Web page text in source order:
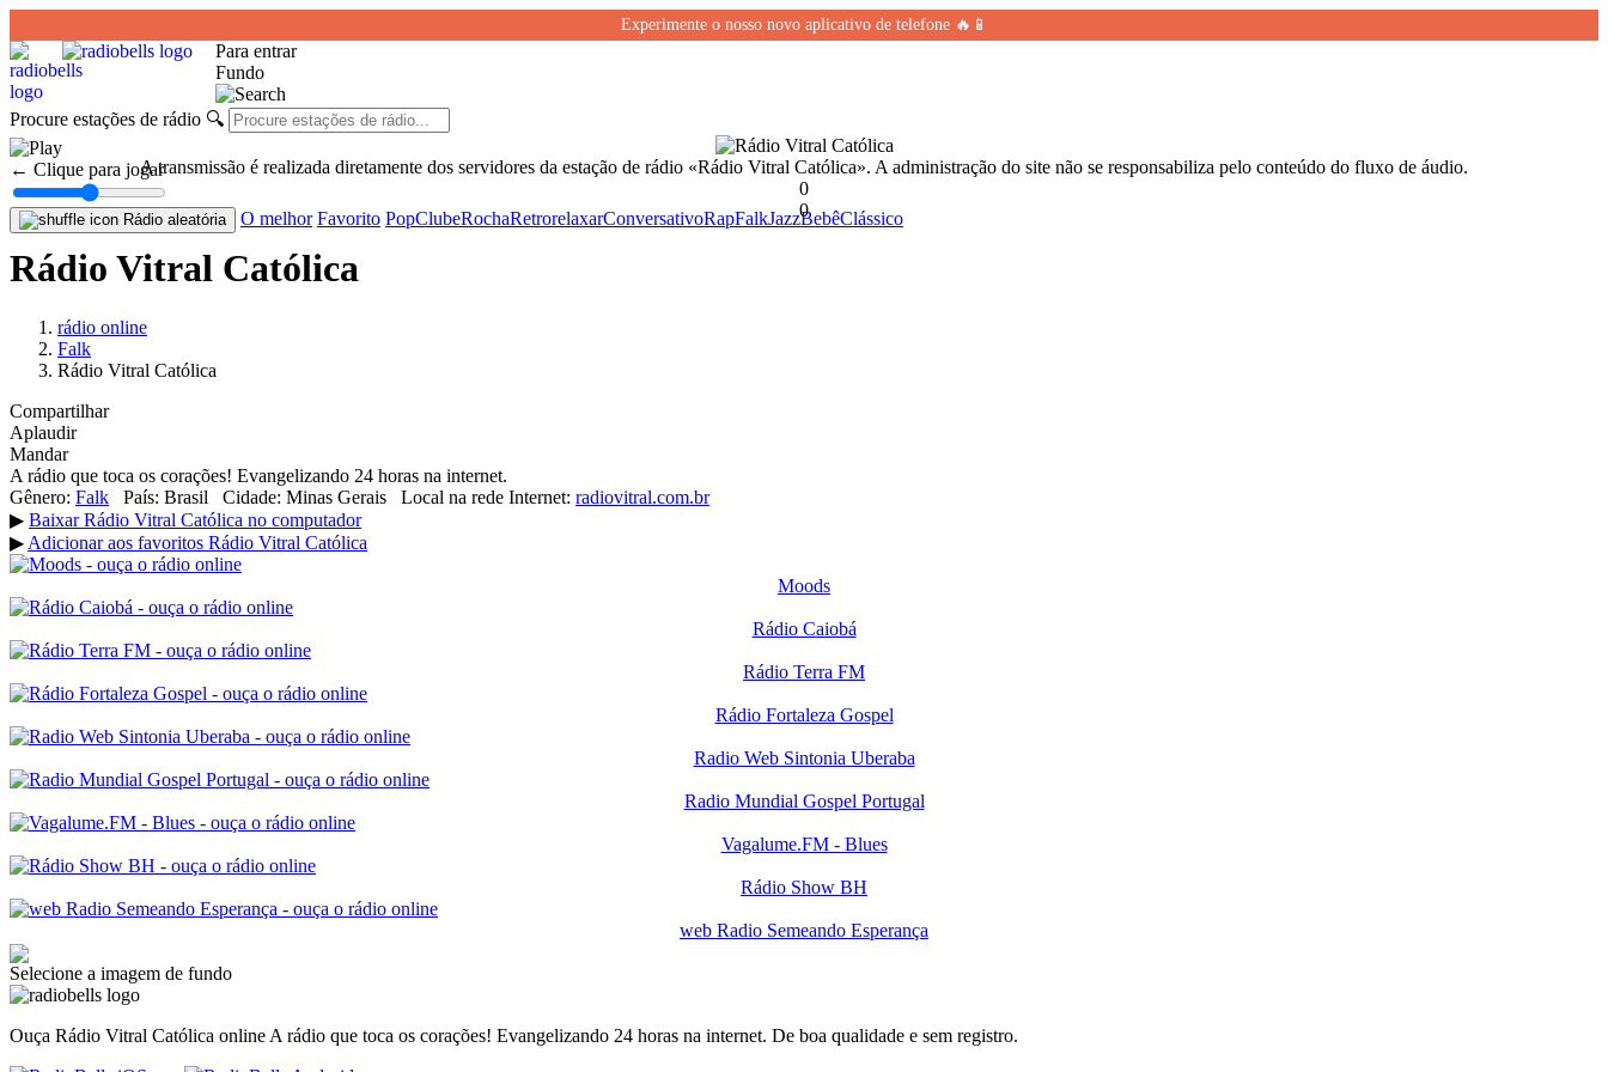
Experimente o nosso novo aplicativo de telefone 🔥📱
Para entrar
Fundo
Procure estações de rádio 🔍
← Clique para jogar
Rádio aleatória O melhor Favorito PopClubeRochaRetrorelaxarConversativoRapFalkJazzBebêClássico
A transmissão é realizada diretamente dos servidores da estação de rádio «Rádio Vitral Católica». A administração do site não se responsabiliza pelo conteúdo do fluxo de áudio.
0
0
Rádio Vitral Católica
rádio online
Falk
Rádio Vitral Católica
Compartilhar
Aplaudir
Mandar
A rádio que toca os corações! Evangelizando 24 horas na internet.
Gênero: Falk País: Brasil Cidade: Minas Gerais Local na rede Internet: radiovitral.com.br
▶ Baixar Rádio Vitral Católica no computador
▶ Adicionar aos favoritos Rádio Vitral Católica
Moods
Rádio Caiobá
Rádio Terra FM
Rádio Fortaleza Gospel
Radio Web Sintonia Uberaba
Radio Mundial Gospel Portugal
Vagalume.FM - Blues
Rádio Show BH
web Radio Semeando Esperança
Selecione a imagem de fundo
Ouça Rádio Vitral Católica online A rádio que toca os corações! Evangelizando 24 horas na internet. De boa qualidade e sem registro.